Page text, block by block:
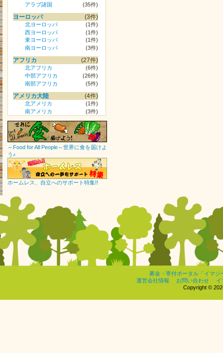
アラブ諸国
(35件)
ヨーロッパ (3件)
北ヨーロッパ
(1件)
西ヨーロッパ
(1件)
東ヨーロッパ
(1件)
南ヨーロッパ
(3件)
アフリカ (27件)
北アフリカ
(6件)
中部アフリカ
(26件)
南部アフリカ
(5件)
アメリカ大陸 (4件)
北アメリカ
(1件)
南アメリカ
(3件)
～Food for All People～世界に食を届けよ
う♪
ホームレス、自立へのサポート特集!!
募金・寄付ポータル「イマジ
運営会社情報
お問い合わせ
イ
Copyright ©